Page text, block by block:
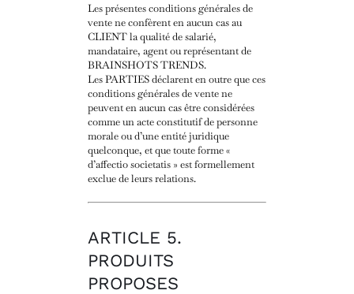
Les présentes conditions générales de
vente ne confèrent en aucun cas au
CLIENT la qualité de salarié,
mandataire, agent ou représentant de
BRAINSHOTS TRENDS.
Les PARTIES déclarent en outre que ces
conditions générales de vente ne
peuvent en aucun cas être considérées
comme un acte constitutif de personne
morale ou d’une entité juridique
quelconque, et que toute forme «
d’affectio societatis » est formellement
exclue de leurs relations.
ARTICLE 5.
PRODUITS
PROPOSES